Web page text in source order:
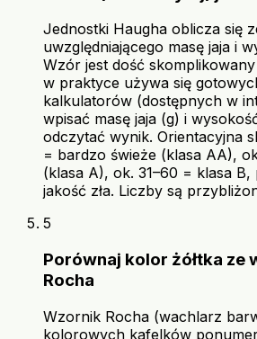
Jednostki Haugha oblicza się
uwzględniającego masę jaja i
Wzór jest dość
w praktyce używa się
kalkulatorów (dostępnych w
wpisać masę jaja (g) i
odczytać wynik. Orientacyjna
= bardzo świeże (klasa AA),
(klasa A), ok. 31–60 = klasa B,
jakość zła. Liczby są
5
Porównaj kolor żółtka ze
Rocha
Wzornik Rocha (wachlarz
kolorowych kafelków